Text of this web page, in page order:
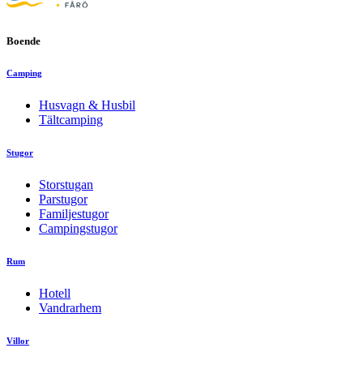
Boende
Camping
Husvagn & Husbil
Tältcamping
Stugor
Storstugan
Parstugor
Familjestugor
Campingstugor
Rum
Hotell
Vandrarhem
Villor